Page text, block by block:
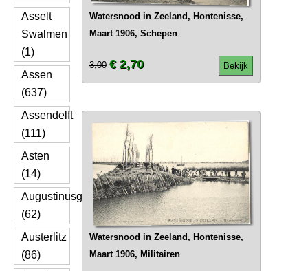
Asselt
Swalmen
(1)
Assen
(637)
Assendelft
(111)
Asten
(14)
Augustinusga
(62)
Austerlitz
(86)
Watersnood in Zeeland, Hontenisse,
Maart 1906, Schepen
Bekijk
3,00 € 2,70
Watersnood in Zeeland, Hontenisse,
Maart 1906, Militairen